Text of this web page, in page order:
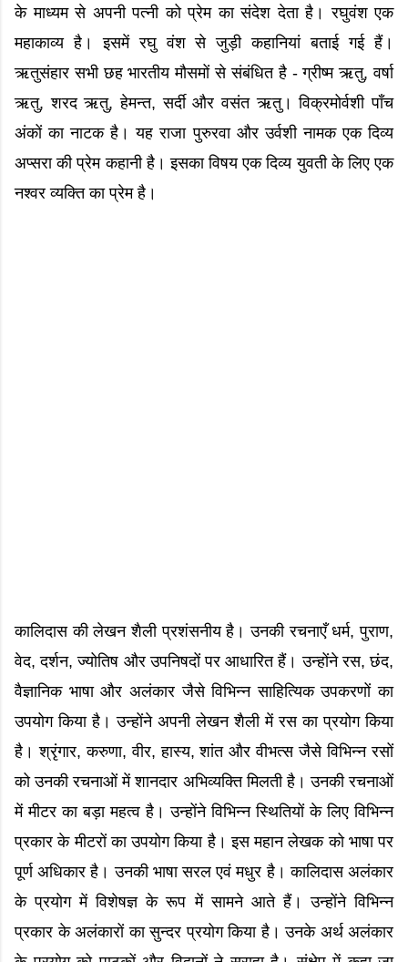
के माध्यम से अपनी पत्नी को प्रेम का संदेश देता है। रघुवंश एक
महाकाव्य है। इसमें रघु वंश से जुड़ी कहानियां बताई गई हैं।
ऋतुसंहार सभी छह भारतीय मौसमों से संबंधित है - ग्रीष्म ऋतु, वर्षा
ऋतु, शरद ऋतु, हेमन्त, सर्दी और वसंत ऋतु। विक्रमोर्वशी पाँच
अंकों का नाटक है। यह राजा पुरुरवा और उर्वशी नामक एक दिव्य
अप्सरा की प्रेम कहानी है। इसका विषय एक दिव्य युवती के लिए एक
नश्वर व्यक्ति का प्रेम है।
कालिदास की लेखन शैली प्रशंसनीय है। उनकी रचनाएँ धर्म, पुराण,
वेद, दर्शन, ज्योतिष और उपनिषदों पर आधारित हैं। उन्होंने रस, छंद,
वैज्ञानिक भाषा और अलंकार जैसे विभिन्न साहित्यिक उपकरणों का
उपयोग किया है। उन्होंने अपनी लेखन शैली में रस का प्रयोग किया
है। श्रृंगार, करुणा, वीर, हास्य, शांत और वीभत्स जैसे विभिन्न रसों
को उनकी रचनाओं में शानदार अभिव्यक्ति मिलती है। उनकी रचनाओं
में मीटर का बड़ा महत्व है। उन्होंने विभिन्न स्थितियों के लिए विभिन्न
प्रकार के मीटरों का उपयोग किया है। इस महान लेखक को भाषा पर
पूर्ण अधिकार है। उनकी भाषा सरल एवं मधुर है। कालिदास अलंकार
के प्रयोग में विशेषज्ञ के रूप में सामने आते हैं। उन्होंने विभिन्न
प्रकार के अलंकारों का सुन्दर प्रयोग किया है। उनके अर्थ अलंकार